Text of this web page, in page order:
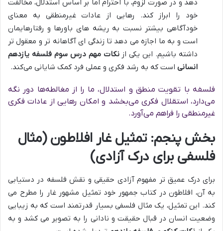
دهد و در صورت لزوم، با احترام اما بر اساس استدلال، مخالفت
خود را ابراز کند. رهایی از عادات غیرمنطقی به معنای
خودآگاهی بیشتر نسبت به ریشه های باورها و رفتارهایمان
است و به ما اجازه می دهد تا زندگی ای آگاهانه تر و معقول تر
داشته باشیم. این یکی ازنکات مهم درس سوم فلسفه یازدهم
انسانی است که به رشد فکری و عملی فرد کمک شایانی می‌کند.
فلسفه با تقویت منطق و استدلال، ما را از مغالطه‌ها دور نگه
می‌دارد، استقلال فکری می‌بخشد و امکان رهایی از عادات فکری
غیرمنطقی را فراهم می‌آورد.
بخش پنجم: تمثیل غار افلاطون (مثال
فلسفی برای درک آزادی)
برای درک عمیق تر مفهوم آزادی حقیقی و نقش فلسفه در دستیابی
به آن، افلاطون در کتاب جمهور خود تمثیل مشهور غار را مطرح می
کند. این تمثیل، یک مثال فلسفی بسیار قدرتمند است که به زیبایی
وضعیت انسان در قبال حقیقت و نادانی را به تصویر می کشد و به